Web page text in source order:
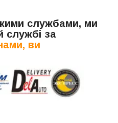
службами, ми
службі за
ви